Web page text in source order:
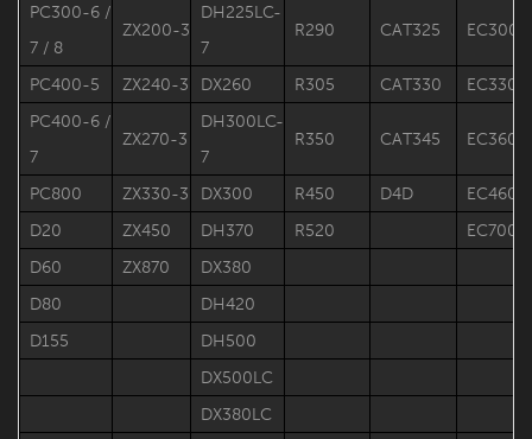
PC300-6 /
7 / 8
ZX200-3
DH225LC-
7
R290 CAT325 EC300
PC400-5 ZX240-3 DX260 R305 CAT330
EC330
PC400-6 /
7
ZX270-3
DH300LC-
7
R350 CAT345 EC360
PC800 ZX330-3 DX300 R450 D4D
EC460
D20
ZX450 DH370 R520
EC700
D60
ZX870
DX380
D80
DH420
D155
DH500
DX500LC
DX380LC